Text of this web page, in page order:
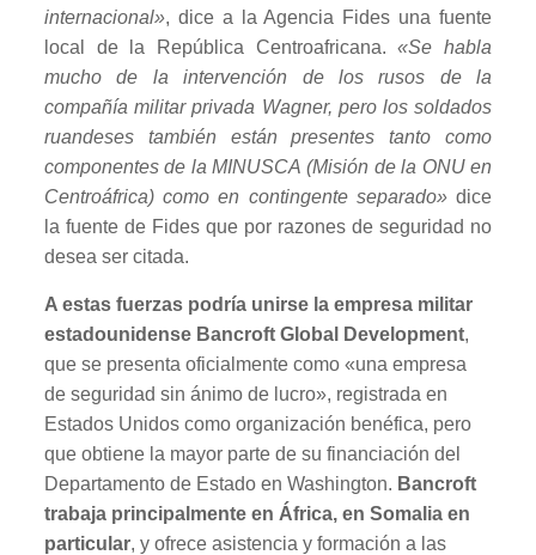
internacional», dice a la Agencia Fides una fuente
local de la República Centroafricana.«Se habla
mucho de la intervención de los rusos de la
compañía militar privada Wagner, pero los soldados
ruandeses también están presentes tanto como
componentes de la MINUSCA (Misión de la ONU en
Centroáfrica) como en contingente separado»dice
la fuente de Fides que por razones de seguridad no
desea ser citada.
A estas fuerzas podría unirse la empresa militar
estadounidense Bancroft Global Development,
que se presenta oficialmente como «una empresa
de seguridad sin ánimo de lucro», registrada en
Estados Unidos como organización benéfica, pero
que obtiene la mayor parte de su financiación del
Departamento de Estado en Washington. Bancroft
trabaja principalmente en África, en Somalia en
particular, y ofrece asistencia y formación a las